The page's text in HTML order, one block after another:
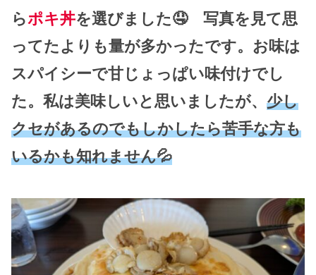
らポキ丼を選びました🤤 写真を見て思
ってたよりも量が多かったです。お味は
スパイシーで甘じょっぱい味付けでし
た。私は美味しいと思いましたが、 少し
クセがあるのでもしかしたら苦手な方も
いるかも知れません💦